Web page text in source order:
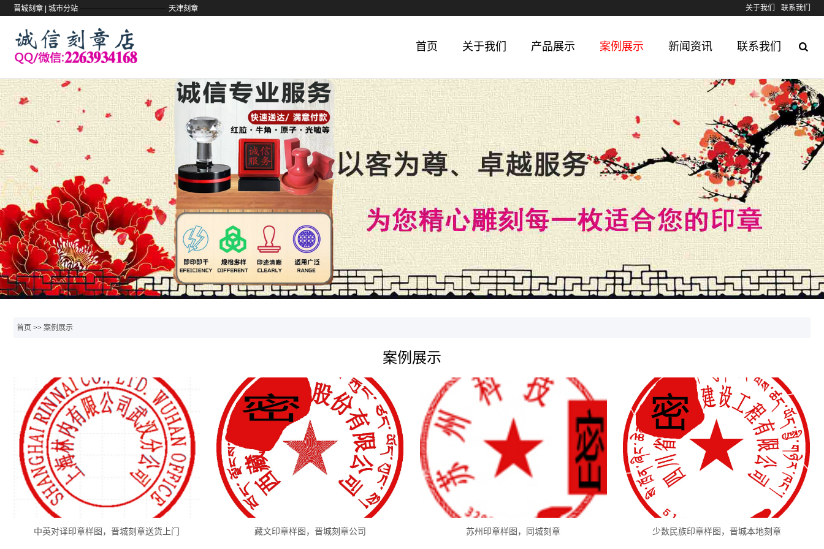
晋城刻章 | 城市分站 —————————— 天津刻章 关于我们 联系我们
首页 关于我们 产品展示 案例展示 新闻资讯 联系我们
首页 >> 案例展示
案例展示
中英对译印章样图，晋城刻章送货上门 藏文印章样图，晋城刻章公司 苏州印章样图，同城刻章 少数民族印章样图，晋城本地刻章